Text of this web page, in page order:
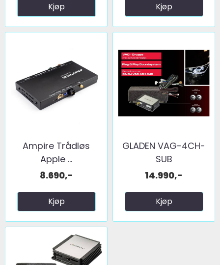
Kjøp Kjøp
Ampire Trådløs
Apple ...
8.690,-
Kjøp
GLADEN VAG-4CH-
SUB
14.990,-
Kjøp